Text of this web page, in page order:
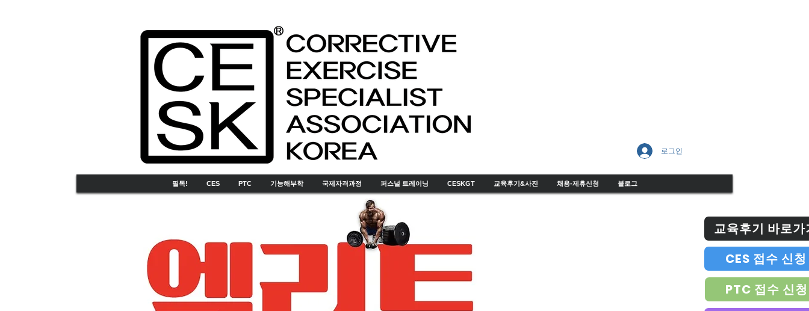
로그인
필독! CES PTC 기능해부학 국제자격과정 퍼스널 트레이닝 CESKGT 교육후기&사진 채용-제휴신청 블로그
교육후기 바로가
CES 접수 신청
PTC 접수 신청